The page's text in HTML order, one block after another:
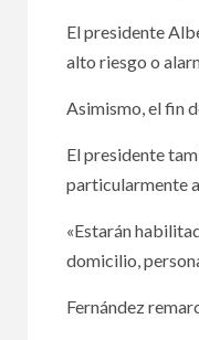
El presidente
alto riesgo o
Asimismo, el fin
El presidente
particularmente
«Estarán
domicilio,
Fernández